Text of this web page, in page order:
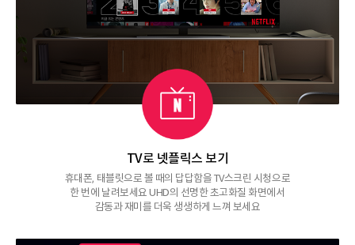
TV로 넷플릭스 보기
휴대폰, 태블릿으로 볼 때의 답답함을 TV스크린 시청으로
한 번에 날려보세요 UHD의 선명한 초고화질 화면에서
감동과 재미를 더욱 생생하게 느껴 보세요